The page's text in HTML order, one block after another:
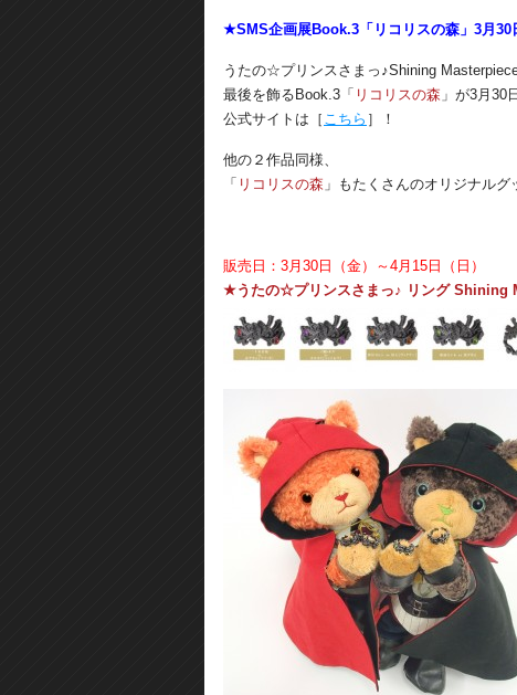
★SMS企画展Book.3「リコリスの森」3月30
うたの☆プリンスさまっ♪Shining
最後を飾るBook.3「 リコリスの森 」が3月30
公式サイトは［ こちら ］！
他の２作品同様、
「 リコリスの森 」もたくさんのオリジナルグ
販売日：3月30日（金）～4月15日（日）
★うたの☆プリンスさまっ♪ リング Shining